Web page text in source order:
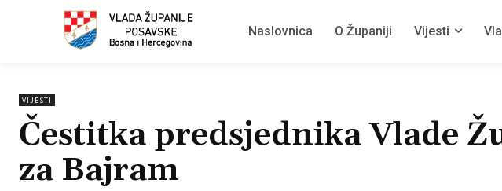
Naslovnica O Županiji Vijesti
VIJESTI
Čestitka predsjednika Vlade
za Bajram